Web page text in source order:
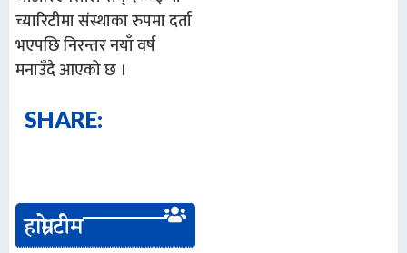
च्यारिटीमा संस्थाका रुपमा दर्ता
भएपछि निरन्तर नयाँ वर्ष
मनाउँदै आएको छ ।
SHARE:
हाम्रो टीम